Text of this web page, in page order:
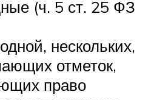
(ч. 5 ст. 25 ФЗ
нескольких,
отметок,
право